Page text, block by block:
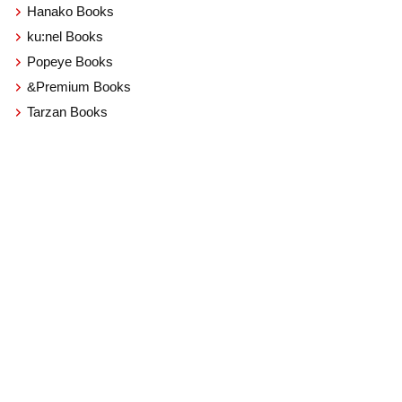
Hanako Books
ku:nel Books
Popeye Books
&Premium Books
Tarzan Books